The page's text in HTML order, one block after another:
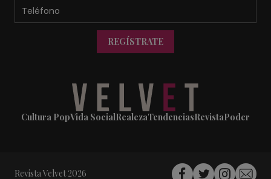
REGÍSTRATE
Cultura PopVida SocialRealezaTendenciasRevistaPoder
Revista Velvet 2026